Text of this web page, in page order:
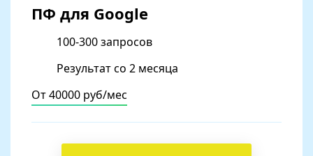
ПФ для Google
100-300 запросов
Результат со 2 месяца
От 40000 руб/мес